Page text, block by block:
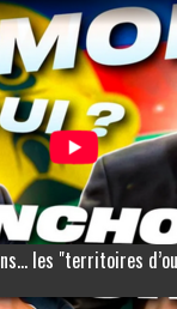
les "territoires